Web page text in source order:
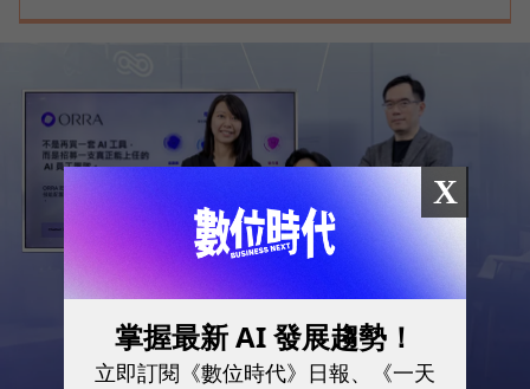
X
掌握最新 AI 發展趨勢！
立即訂閱《數位時代》日報、《一天